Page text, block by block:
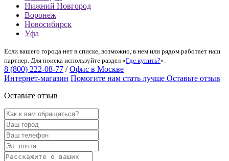
Нижний Новгород
Воронеж
Новосибирск
Уфа
Если вашего города нет в списке, возможно, в нем или рядом работает наш
партнер. Для поиска используйте раздел «Где купить?».
8 (800) 222-08-77 / Офис в Москве
Интернет-магазин Помогите нам стать лучше Оставьте отзыв
Оставьте отзыв